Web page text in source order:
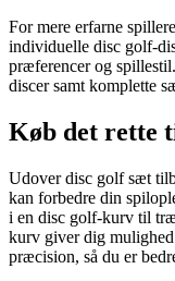
For mere erfarne
individuelle disc golf-
præferencer og
discer samt komplette
Køb det rette
Udover disc golf sæt
kan forbedre din
i en disc golf-kurv til
kurv giver dig
præcision, så du er